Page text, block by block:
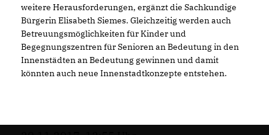
weitere Herausforderungen, ergänzt die Sachkundige
Bürgerin Elisabeth Siemes. Gleichzeitig werden auch
Betreuungsmöglichkeiten für Kinder und
Begegnungszentren für Senioren an Bedeutung in den
Innenstädten an Bedeutung gewinnen und damit
könnten auch neue Innenstadtkonzepte entstehen.